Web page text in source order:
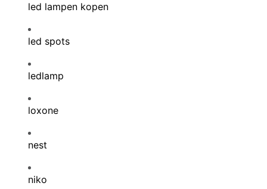
led lampen kopen
led spots
ledlamp
loxone
nest
niko